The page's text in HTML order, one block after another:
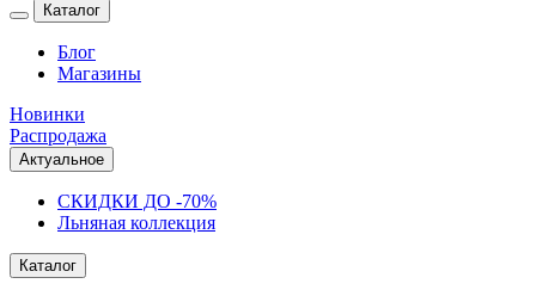
Каталог
Блог
Магазины
Новинки
Распродажа
Актуальное
СКИДКИ ДО -70%
Льняная коллекция
Каталог